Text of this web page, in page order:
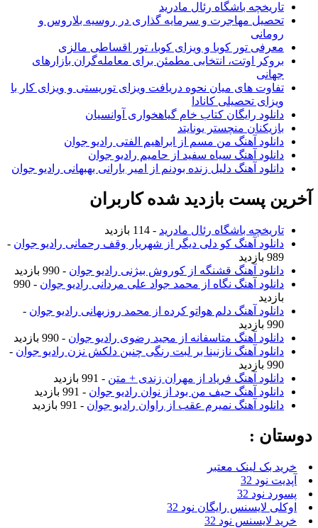
تاریخچه باشگاه رئال مادرید
تحصیل مهاجرت و سرمایه گذاری در روسیه بلاروس و
رومانی
معرفی تور کوبا و ویزای کوبا، تور اقساطی مالزی
بروکر اوتت، انتخابی مطمئن برای معامله‌گران بازارهای
جهانی
تفاوت های میان نحوه دریافت ویزای توریستی و ویزای کار با
ویزای تحصیلی کانادا
دانلود رایگان کتاب خام گیاهخواری آوانسیان
بازیکنان منچستر یونایتد
دانلود آهنگ من مسم از ابراهیم الفتی رادیو جوان
دانلود آهنگ سیاه سفید از حامیم رادیو جوان
دانلود آهنگ دلیل زنده بودنم از امیر بارانی بهبهانی رادیو جوان
آخرین پست بازدید شده کاربران
تاریخچه باشگاه رئال مادرید - 114 بازدید
دانلود آهنگ کو دلی دیگر از شهریار وقف رحمانی رادیو جوان -
989 بازدید
دانلود آهنگ قشنگه از کوروش بیژنی رادیو جوان - 990 بازدید
دانلود آهنگ نگاه از محمد جواد علی مردانی رادیو جوان
- 990
بازدید
دانلود آهنگ دلم هواتو کرده از محمد روزبهانی رادیو جوان -
990 بازدید
دانلود آهنگ متاسفانه از مجید رضوی رادیو جوان - 990 بازدید
دانلود آهنگ نازنینا بر لبت رنگی چنین دلکش نزن رادیو جوان -
990 بازدید
دانلود آهنگ فریاد از مهران زندی + متن - 991 بازدید
دانلود آهنگ حیف من بود از نوان رادیو جوان - 991 بازدید
دانلود آهنگ نمیرم عقب از راوان رادیو جوان - 991 بازدید
دوستان :
خرید بک لینک معتبر
آپدیت نود 32
پسورد نود 32
اوکلی لایسنس رایگان نود 32
خرید لایسنس نود 32